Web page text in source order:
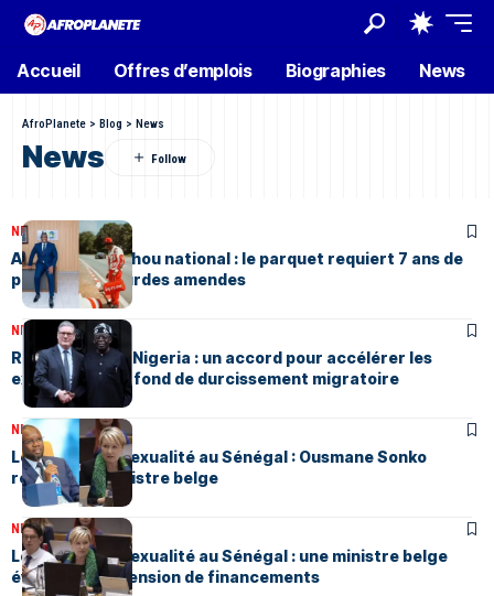
Accueil Offres d’emplois Biographies News
AfroPlanete > Blog > News
News
NEWSMars 24, 2026
Affaire Apoutchou national : le parquet requiert 7 ans de
prison et de lourdes amendes
NEWS Mars 22, 2026
Royaume-Uni – Nigeria : un accord pour accélérer les
expulsions, sur fond de durcissement migratoire
NEWS Mars 22, 2026
Loi sur l’homosexualité au Sénégal : Ousmane Sonko
répond à la ministre belge
NEWSMars 21, 2026
Loi sur l’homosexualité au Sénégal : une ministre belge
évoque la suspension de financements